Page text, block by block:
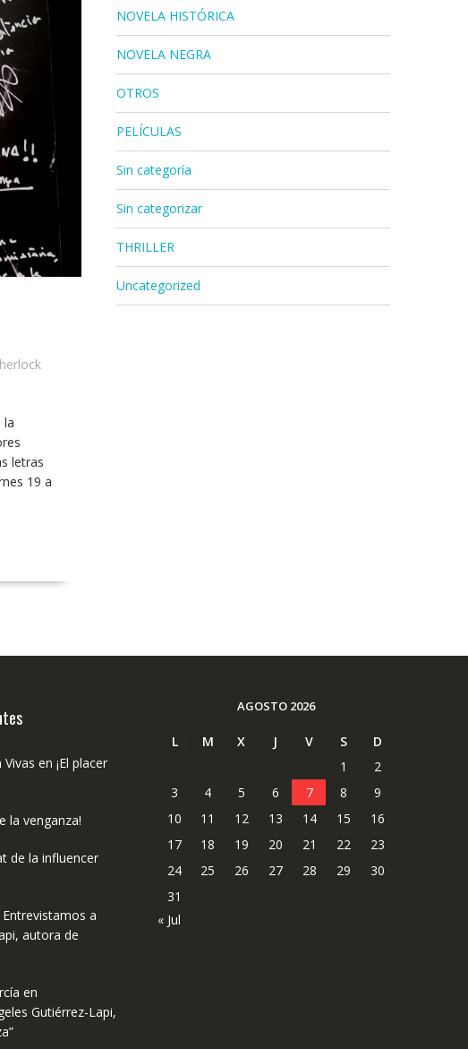
la
letras
19 a
NOVELA HISTÓRICA
NOVELA NEGRA
OTROS
PELÍCULAS
Sin categoría
Sin categorizar
THRILLER
Uncategorized
Vivas en ¡El placer
la venganza!
de la influencer
Entrevistamos a
autora de
en
Gutiérrez-Lapi,
AGOSTO 2026
L M X J V S
D
1
2
3
4 5 6 7 8
9
10
11 12 13 14 15
16
17
18 19 20 21 22
23
24
25 26 27 28 29
30
31
« Jul